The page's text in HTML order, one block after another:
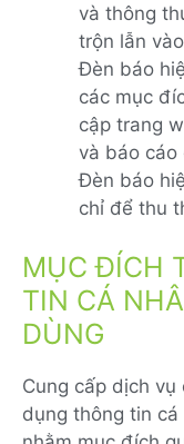
và thông
trộn lẫn
Đèn báo
các mục
cập trang
và báo cáo
Đèn báo
chỉ để thu
MỤC ĐÍCH
TIN CÁ
DÙNG
Cung cấp dịch vụ
dụng thông tin cá